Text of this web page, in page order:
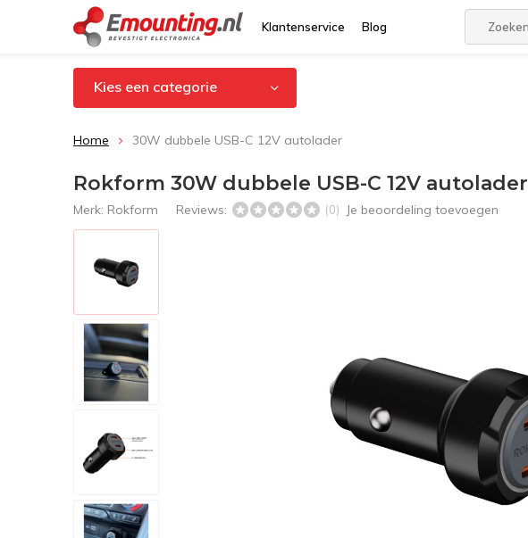
Klantenservice Blog
Kies een categorie
Home 30W dubbele USB-C 12V autolader
Rokform 30W dubbele USB-C 12V autolader
Merk: Rokform Reviews: (0) Je beoordeling toevoegen